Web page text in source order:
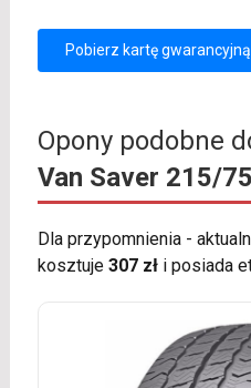
Pobierz kartę gwarancyjną
Opony podobne
Van Saver 215/
Dla przypomnienia -
kosztuje 307 złi posiada